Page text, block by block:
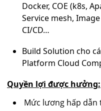
Docker, COE (k8s,
Service mesh,
CI/CD…
Build Solution cho
Platform Cloud
Quyền lợi được hưởng:
Mức lương hấp dẫn